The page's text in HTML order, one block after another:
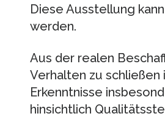
Diese Ausstellung
werden.
Aus der realen
Verhalten zu
Erkenntnisse
hinsichtlich